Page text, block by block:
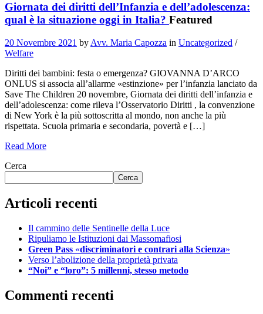
Giornata dei diritti dell’Infanzia e dell’adolescenza:
qual è la situazione oggi in Italia? Featured
20 Novembre 2021 by Avv. Maria Capozza in Uncategorized /
Welfare
Diritti dei bambini: festa o emergenza? GIOVANNA D’ARCO
ONLUS si associa all’allarme «estinzione» per l’infanzia lanciato da
Save The Children 20 novembre, Giornata dei diritti dell’infanzia e
dell’adolescenza: come rileva l’Osservatorio Diritti , la convenzione
di New York è la più sottoscritta al mondo, non anche la più
rispettata. Scuola primaria e secondaria, povertà e […]
Read More
Cerca
Cerca
Articoli recenti
Il cammino delle Sentinelle della Luce
Ripuliamo le Istituzioni dai Massomafiosi
Green Pass «discriminatori e contrari alla Scienza»
Verso l’abolizione della proprietà privata
“Noi” e “loro”: 5 millenni, stesso metodo
Commenti recenti